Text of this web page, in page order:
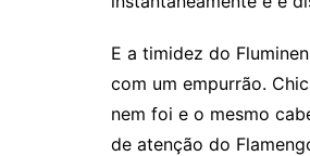
E a timidez do
com um empurrão.
nem foi e o mesmo
de atenção do